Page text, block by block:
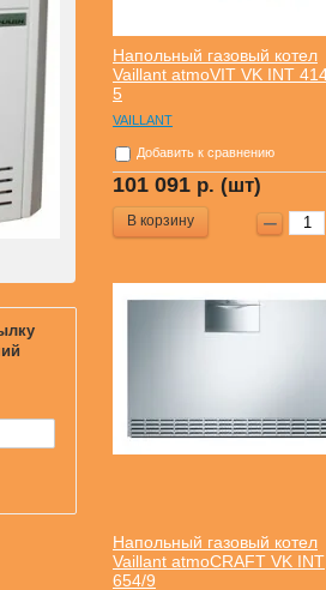
Напольный газовый котел
Vaillant atmoVIT VK INT
5
VAILLANT
Добавить к сравнению
101 091 р. (шт)
В корзину
Напольный газовый котел
Vaillant atmoCRAFT VK INT
654/9